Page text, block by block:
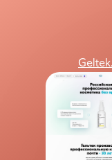
Rosdorstroy